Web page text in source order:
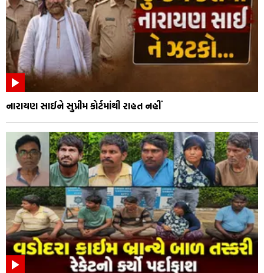
નારાયણ સાઈને સુપ્રીમ કોર્ટમાંથી રાહત નહીં